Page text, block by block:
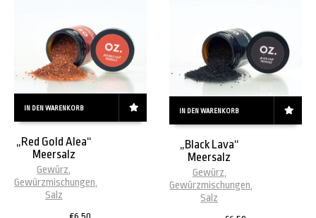
IN DEN WARENKORB
„Red Gold Alea“
Meersalz
Gewürz,
Gewürzmischungen,
Salz
IN DEN WARENKORB
„Black Lava“
Meersalz
Gewürz,
Gewürzmischungen,
Salz